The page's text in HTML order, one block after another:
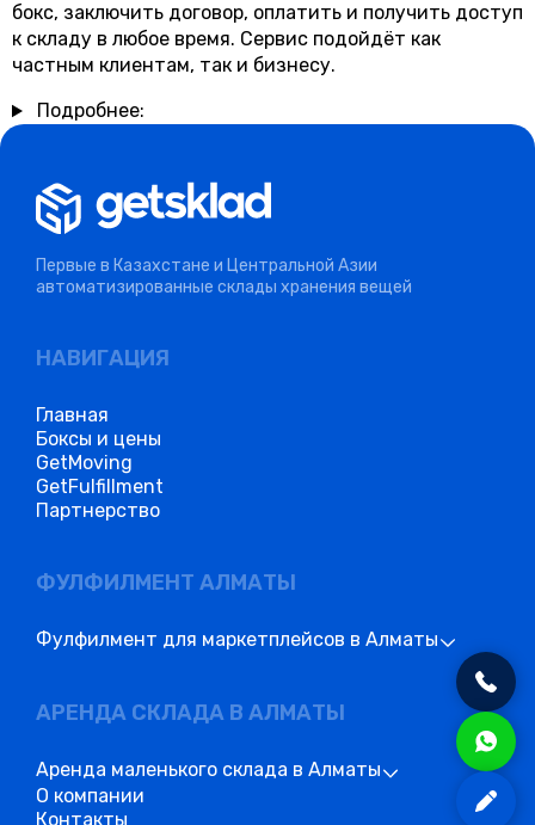
бокс, заключить договор, оплатить и получить доступ
к складу в любое время. Сервис подойдёт как
частным клиентам, так и бизнесу.
Подробнее:
Первые в Казахстане и Центральной Азии
автоматизированные склады хранения вещей
НАВИГАЦИЯ
Главная
Боксы и цены
GetMoving
GetFulfillment
Партнерство
ФУЛФИЛМЕНТ АЛМАТЫ
Фулфилмент для маркетплейсов в Алматы
АРЕНДА СКЛАДА В АЛМАТЫ
Аренда маленького склада в Алматы
О компании
Контакты